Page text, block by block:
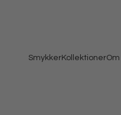
SmykkerKollektionerOm